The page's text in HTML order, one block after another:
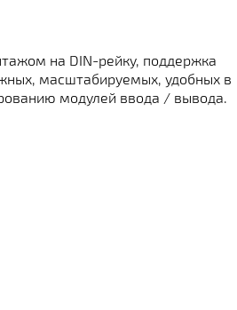
на DIN-рейку, поддержка
масштабируемых, удобных в
модулей ввода / вывода.